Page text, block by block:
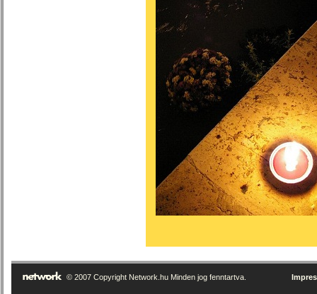
© 2007 Copyright Network.hu Minden jog fenntartva.